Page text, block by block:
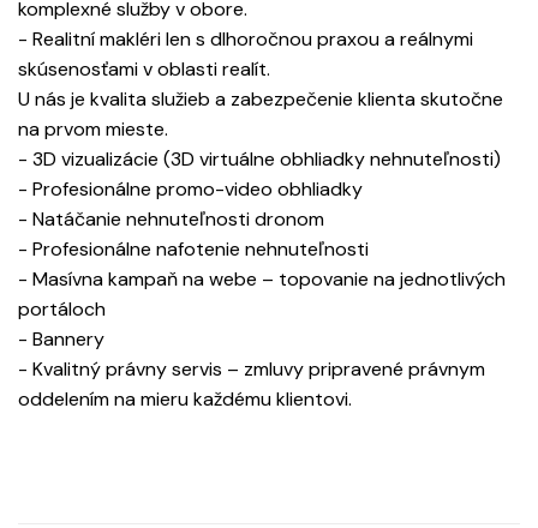
komplexné služby v obore.
- Realitní makléri len s dlhoročnou praxou a reálnymi
skúsenosťami v oblasti realít.
U nás je kvalita služieb a zabezpečenie klienta skutočne
na prvom mieste.
- 3D vizualizácie (3D virtuálne obhliadky nehnuteľnosti)
- Profesionálne promo-video obhliadky
- Natáčanie nehnuteľnosti dronom
- Profesionálne nafotenie nehnuteľnosti
- Masívna kampaň na webe – topovanie na jednotlivých
portáloch
- Bannery
- Kvalitný právny servis – zmluvy pripravené právnym
oddelením na mieru každému klientovi.